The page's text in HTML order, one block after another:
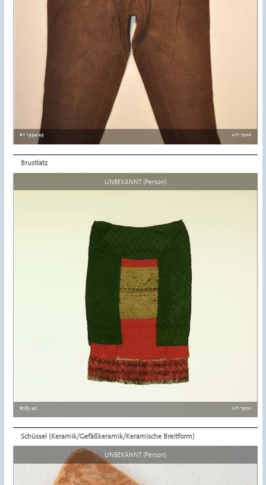
#V 1994-49 Um 1900
Brustlatz
UNBEKANNT (Person)
#285-40 Um 1900
Schüssel (Keramik/Gefäßkeramik/Keramische Breitform)
UNBEKANNT (Person)